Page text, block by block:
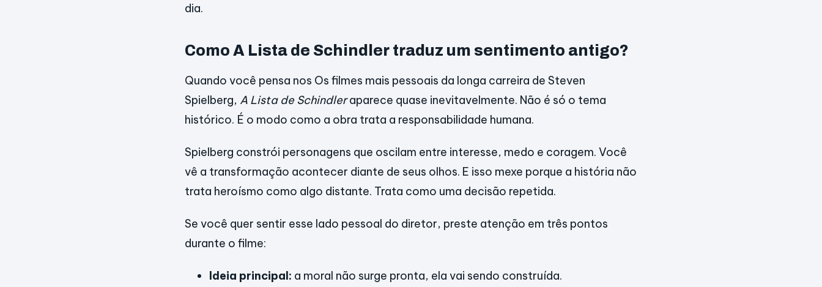
dia.
Como A Lista de Schindler traduz um sentimento antigo?
Quando você pensa nos Os filmes mais pessoais da longa carreira de Steven
Spielberg, A Lista de Schindleraparece quase inevitavelmente. Não é só o tema
histórico. É o modo como a obra trata a responsabilidade humana.
Spielberg constrói personagens que oscilam entre interesse, medo e coragem. Você
vê a transformação acontecer diante de seus olhos. E isso mexe porque a história não
trata heroísmo como algo distante. Trata como uma decisão repetida.
Se você quer sentir esse lado pessoal do diretor, preste atenção em três pontos
durante o filme:
Ideia principal: a moral não surge pronta, ela vai sendo construída.